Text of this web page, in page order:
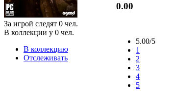
За игрой следят 0 чел.
В коллекции у 0 чел.
В коллекцию
Отслеживать
0.00
5.00/5
1
2
3
4
5